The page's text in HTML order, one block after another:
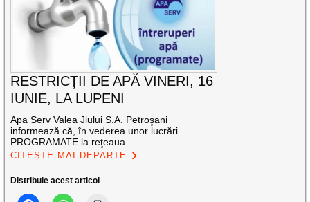
RESTRICȚII DE APĂ VINERI, 16
IUNIE, LA LUPENI
Apa Serv Valea Jiului S.A. Petroşani
informează că, în vederea unor lucrări
PROGRAMATE la reţeaua
CITEȘTE MAI DEPARTE
Distribuie acest articol